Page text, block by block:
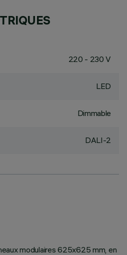
220 - 230 V
LED
Dimmable
DALI-2
modulaires 625x625 mm, en